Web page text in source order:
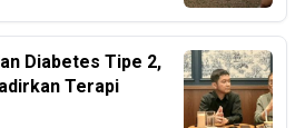
Diabetes Tipe 2,
Terapi